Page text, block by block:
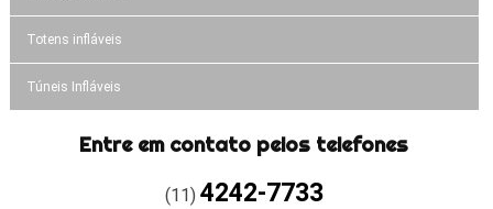
Totens infláveis
Túneis Infláveis
Entre em contato pelos telefones
(11) 4242-7733